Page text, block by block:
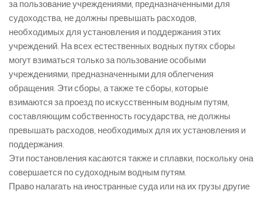
за пользование учреждениями, предназначенными для
судоходства, не должны превышать расходов,
необходимых для установления и поддержания этих
учреждений. На всех естественных водных путях сборы
могут взиматься только за пользование особыми
учреждениями, предназначенными для облегчения
обращения. Эти сборы, а также те сборы, которые
взимаются за проезд по искусственным водным путям,
составляющим собственность государства, не должны
превышать расходов, необходимых для их установления и
поддержания.
Эти постановления касаются также и сплавки, поскольку она
совершается по судоходным водным путям.
Право налагать на иностранные суда или на их грузы другие